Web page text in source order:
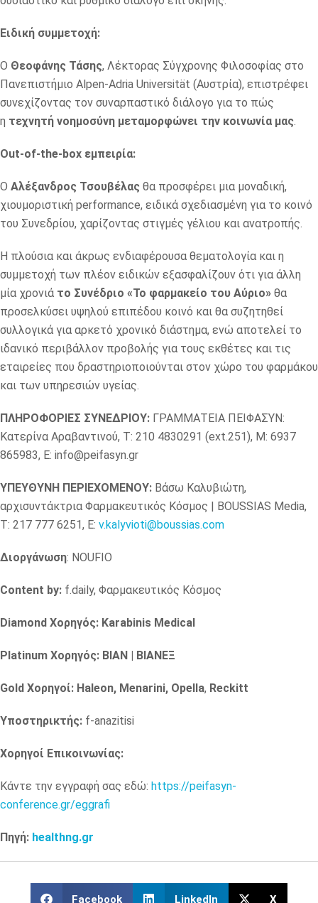
Ειδική συμμετοχή:
Ο Θεοφάνης Τάσης, Λέκτορας Σύγχρονης Φιλοσοφίας στο
Πανεπιστήμιο Alpen-Adria Universität (Αυστρία), επιστρέφει
συνεχίζοντας τον συναρπαστικό διάλογο για το πώς
η τεχνητή νοημοσύνη μεταμορφώνει την κοινωνία μας.
Out-of-the-box εμπειρία:
Ο Αλέξανδρος Τσουβέλας θα προσφέρει μια μοναδική,
χιουμοριστική performance, ειδικά σχεδιασμένη για το κοινό
του Συνεδρίου, χαρίζοντας στιγμές γέλιου και ανατροπής.
Η πλούσια και άκρως ενδιαφέρουσα θεματολογία και η
συμμετοχή των πλέον ειδικών εξασφαλίζουν ότι για άλλη
μία χρονιά το Συνέδριο «Το φαρμακείο του Αύριο» θα
προσελκύσει υψηλού επιπέδου κοινό και θα συζητηθεί
συλλογικά για αρκετό χρονικό διάστημα, ενώ αποτελεί το
ιδανικό περιβάλλον προβολής για τους εκθέτες και τις
εταιρείες που δραστηριοποιούνται στον χώρο του φαρμάκου
και των υπηρεσιών υγείας.
ΠΛΗΡΟΦΟΡΙΕΣ ΣΥΝΕΔΡΙΟΥ: ΓΡΑΜΜΑΤΕΙΑ ΠΕΙΦΑΣΥΝ:
Κατερίνα Αραβαντινού, T: 210 4830291 (ext.251), M: 6937
865983, E: info@peifasyn.gr
ΥΠΕΥΘΥΝΗ ΠΕΡΙΕΧΟΜΕΝΟΥ: Βάσω Καλυβιώτη,
αρχισυντάκτρια Φαρμακευτικός Κόσμος | BOUSSIAS Media,
T: 217 777 6251, E: v.kalyvioti@boussias.com
Διοργάνωση: NΟUFIO
Content by: f.daily, Φαρμακευτικός Κόσμος
Diamond Χορηγός: Karabinis Medical
Platinum Χορηγός: ΒΙΑΝ | ΒΙΑΝΕΞ
Gold Χορηγοί: Haleon, Menarini, Opella, Reckitt
Υποστηρικτής: f-anazitisi
Χορηγοί Επικοινωνίας:
Κάντε την εγγραφή σας εδώ: https://peifasyn-
conference.gr/eggrafi
Πηγή: healthng.gr
Facebook LinkedIn X